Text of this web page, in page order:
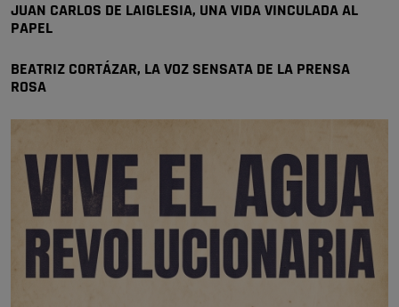
JUAN CARLOS DE LAIGLESIA, UNA VIDA VINCULADA AL
PAPEL
BEATRIZ CORTÁZAR, LA VOZ SENSATA DE LA PRENSA
ROSA